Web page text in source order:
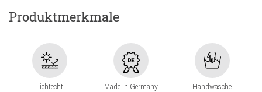
Produktmerkmale
Lichtecht Made in Germany Handwäsche